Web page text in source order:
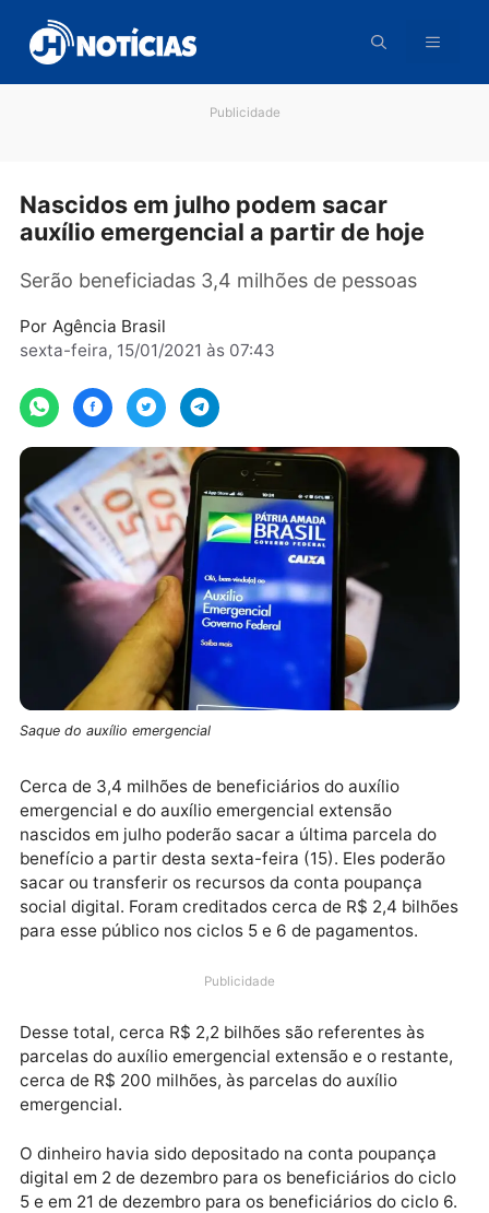
para
conteúdo
Nascidos em julho podem sacar
Por Agência Brasil
sexta-feira, 15/01/2021 às 07:43
Saque do auxílio emergencial
Cerca de 3,4 milhões de beneficiários do auxílio
emergencial e do auxílio emergencial extensão
nascidos em julho poderão sacar a última parcela do
sacar ou transferir os recursos da conta poupança
para esse público nos ciclos 5 e 6 de pagamentos.
Publicidade
Desse total, cerca R$ 2,2 bilhões são referentes às
parcelas do auxílio emergencial extensão e o
cerca de R$ 200 milhões, às parcelas do auxílio